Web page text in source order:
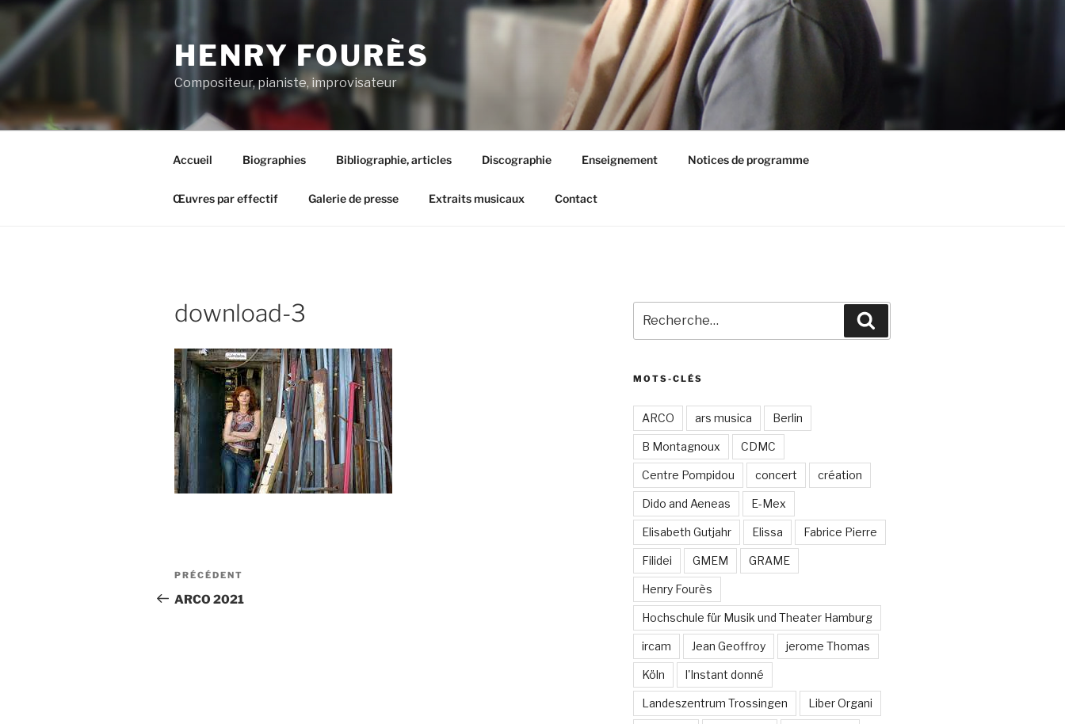
Aller
contenu
principal
HENRY FOURÈS
Compositeur, pianiste, improvisateur
Accueil Biographies Bibliographie, articles Discographie Enseignement Notices de programme
Œuvres par effectif Galerie de presse Extraits musicaux Contact
download-3
Navigation
de
Article
précédent
PRÉCÉDENT
ARCO 2021
pour
:
MOTS-CLÉS
ARCO ars musica Berlin
B Montagnoux CDMC
Centre Pompidou concert création
Dido and Aeneas E-Mex
Elisabeth Gutjahr Elissa Fabrice Pierre
Filidei GMEM GRAME
Henry Fourès
Hochschule für Musik und Theater Hamburg
ircam Jean Geoffroy jerome Thomas
Köln l'Instant donné
Landeszentrum Trossingen Liber Organi